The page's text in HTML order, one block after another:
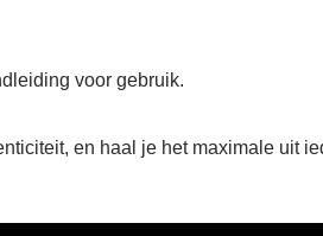
voor gebruik.
en haal je het maximale uit